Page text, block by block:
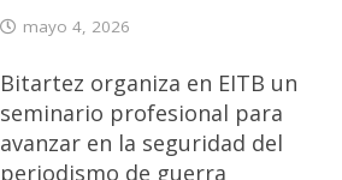
mayo 4, 2026
Bitartez organiza en EITB un
seminario profesional para
avanzar en la seguridad del
periodismo de guerra